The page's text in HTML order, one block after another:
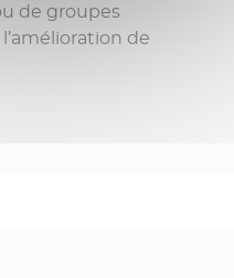
de groupes
de